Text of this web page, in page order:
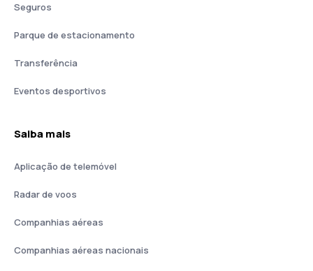
Seguros
Parque de estacionamento
Transferência
Eventos desportivos
Saiba mais
Aplicação de telemóvel
Radar de voos
Companhias aéreas
Companhias aéreas nacionais